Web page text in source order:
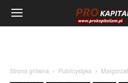
Strona główna Publicystyka